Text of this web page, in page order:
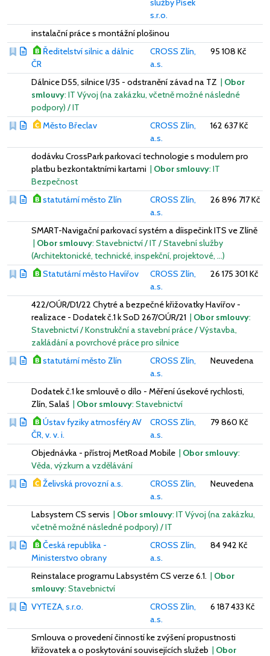
služby Písek
s.r.o.
instalační práce s montážní plošinou
Ředitelství silnic a dálnic
ČR
CROSS Zlín,
a.s.
95 108 Kč
Dálnice D55, silnice I/35 - odstranění závad na TZ | Obor
smlouvy: IT Vývoj (na zakázku, včetně možné následné
podpory) / IT
Město Břeclav
CROSS Zlín,
a.s.
162 637 Kč
dodávku CrossPark parkovací technologie s modulem pro
platbu bezkontaktními kartami | Obor smlouvy: IT
Bezpečnost
statutární město Zlín
CROSS Zlín,
a.s.
26 896 717 Kč
SMART-Navigační parkovací systém a díispečink ITS ve Zlíně
| Obor smlouvy: Stavebnictví / IT / Stavební služby
(Architektonické, technické, inspekční, projektové, …)
Statutární město Havířov
CROSS Zlín,
a.s.
26 175 301 Kč
422/OÚR/D1/22 Chytré a bezpečné křižovatky Havířov -
realizace - Dodatek č.1 k SoD 267/OÚR/21 | Obor smlouvy:
Stavebnictví / Konstrukční a stavební práce / Výstavba,
zakládání a povrchové práce pro silnice
statutární město Zlín
CROSS Zlín,
a.s.
Neuvedena
Dodatek č.1 ke smlouvě o dílo - Měření úsekové rychlosti,
Zlín, Salaš | Obor smlouvy: Stavebnictví
Ústav fyziky atmosféry AV
ČR, v. v. i.
CROSS Zlín,
a.s.
79 860 Kč
Objednávka - přístroj MetRoad Mobile | Obor smlouvy:
Věda, výzkum a vzdělávání
Želivská provozní a.s.
CROSS Zlín,
a.s.
Neuvedena
Labsystem CS servis | Obor smlouvy: IT Vývoj (na zakázku,
včetně možné následné podpory) / IT
Česká republika -
Ministerstvo obrany
CROSS Zlín,
a.s.
84 942 Kč
Reinstalace programu Labsystém CS verze 6.1. | Obor
smlouvy: Stavebnictví
VYTEZA, s.r.o.
CROSS Zlín,
a.s.
6 187 433 Kč
Smlouva o provedení činností ke zvýšení propustnosti
křižovatek a o poskytování souvisejících služeb | Obor